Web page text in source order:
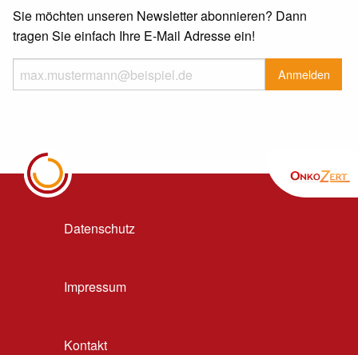
Sie möchten unseren Newsletter abonnieren? Dann
tragen Sie einfach Ihre E-Mail Adresse ein!
Datenschutz
Impressum
Kontakt